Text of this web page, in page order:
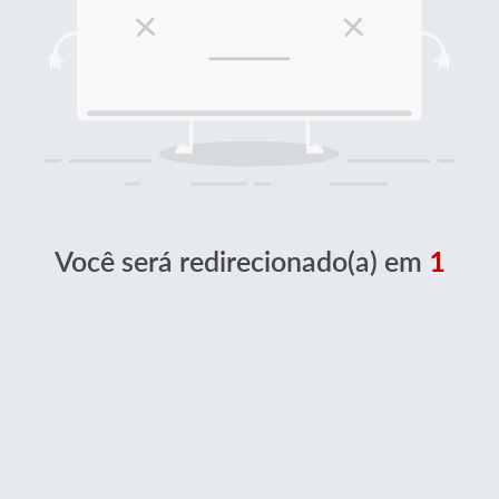
Você será redirecionado(a) em 1